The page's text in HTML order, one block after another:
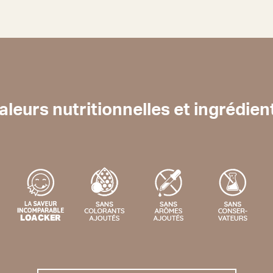
nutritionnelles et